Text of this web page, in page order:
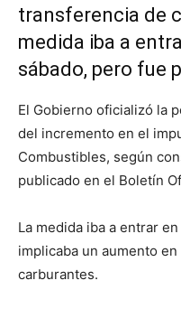
transferencia de
medida iba a
sábado, pero fue
El Gobierno oficializó la
del incremento en el
Combustibles, según
publicado en el Boletín
La medida iba a entrar
implicaba un aumento
carburantes.